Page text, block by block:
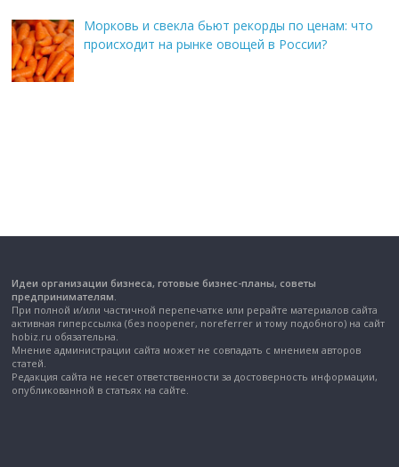
Морковь и свекла бьют рекорды по ценам: что
происходит на рынке овощей в России?
Идеи организации бизнеса, готовые бизнес-планы, советы
предпринимателям.
При полной и/или частичной перепечатке или рерайте материалов сайта
активная гиперссылка (без noopener, noreferrer и тому подобного) на сайт
hobiz.ru обязательна.
Мнение администрации сайта может не совпадать с мнением авторов
статей.
Редакция сайта не несет ответственности за достоверность информации,
опубликованной в статьях на сайте.